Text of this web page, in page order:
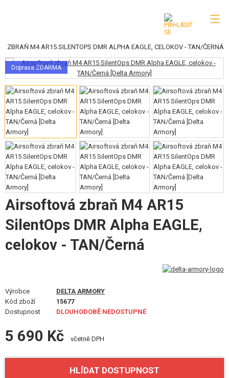
KATEGORIE
AIRSOFTOVÉ ZBRANĚ
VZDUCHOVÉ ZBRANĚ, PRAKY
GRANÁTOMETY, GRANÁTY
KULIČKY, PLYN
AKUMULÁTORY, NABÍJEČKY
ZÁSOBNÍKY, PLNIČKY
BRÝLE, MASKY
VÝSTROJ, UNIFORMY, POUZDRA
DOPLŇKY KE ZBRANÍM, POPRUHY
SEBEOBRANA, VÝCVIK, NOŽE
ZBRAŇ M4 AR15 SILENTOPS DMR ALPHA EAGLE, CELOKOV - TAN/ČERNÁ
Doprava ZDARMA
Airsoftová zbraň M4 AR15
SilentOps DMR Alpha EAGLE,
celokov - TAN/Černá
Výrobce
DELTA ARMORY
Kód zboží
15677
Dostupnost
DLOUHODOBĚ NEDOSTUPNÉ
5 690 Kč včetně DPH
HLÍDAT DOSTUPNOST